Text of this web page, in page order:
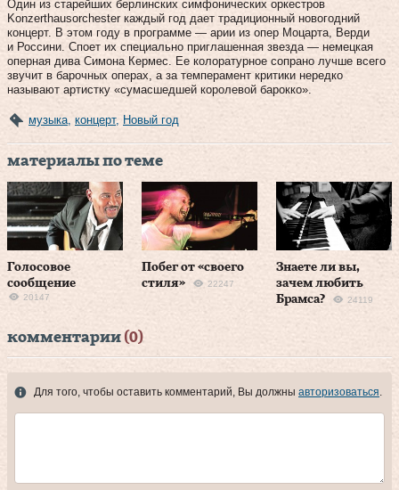
Один из старейших берлинских симфонических оркестров
Konzerthausorchester каждый год дает традиционный новогодний
концерт. В этом году в программе — арии из опер Моцарта, Верди
и Россини. Споет их специально приглашенная звезда — немецкая
оперная дива Симона Кермес. Ее колоратурное сопрано лучше всего
звучит в барочных операх, а за темперамент критики нередко
называют артистку «сумасшедшей королевой барокко».
музыка концерт, Новый год
материалы по теме
Голосовое
сообщение
20147
Побег от «своего
стиля»
22247
Знаете ли вы,
зачем любить
Брамса?
24119
комментарии (0)
Для того, чтобы оставить комментарий, Вы должны авторизоваться.